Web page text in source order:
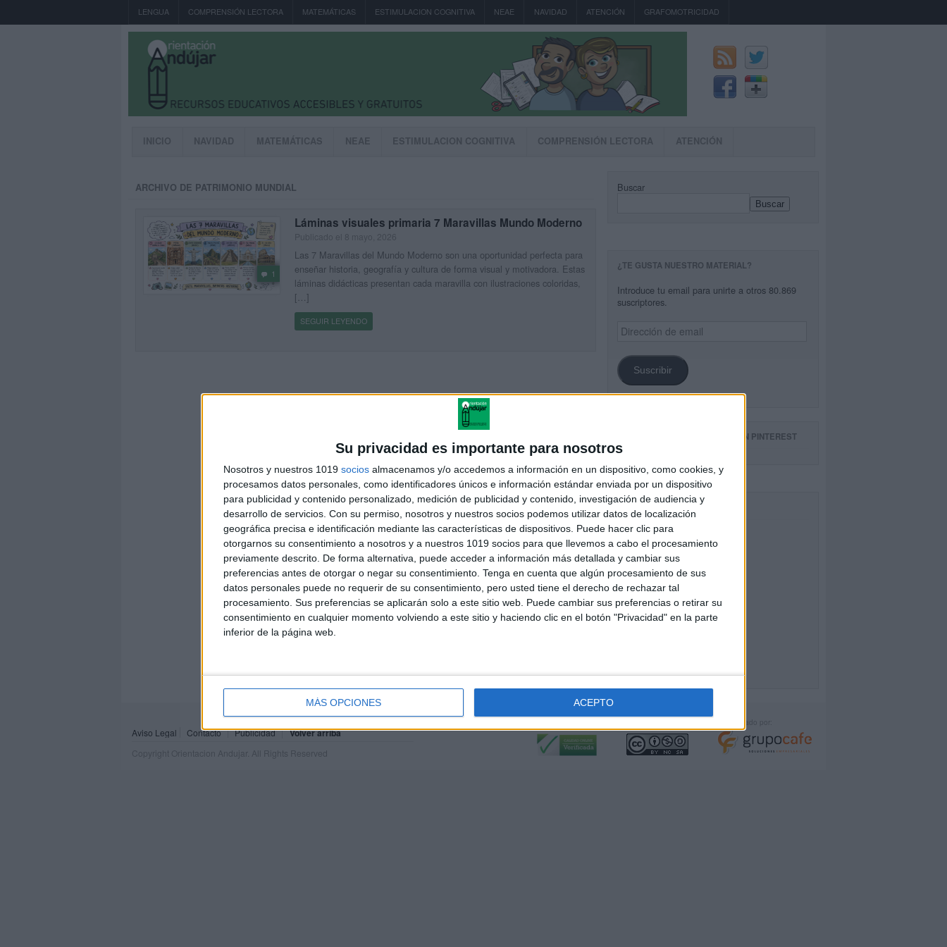
Su privacidad es importante para nosotros
Nosotros y nuestros 1019 socios almacenamos y/o accedemos a información en un dispositivo, como cookies, y
procesamos datos personales, como identificadores únicos e información estándar enviada por un dispositivo
para publicidad y contenido personalizado, medición de publicidad y contenido, investigación de audiencia y
desarrollo de servicios. Con su permiso, nosotros y nuestros socios podemos utilizar datos de localización
geográfica precisa e identificación mediante las características de dispositivos. Puede hacer clic para
otorgarnos su consentimiento a nosotros y a nuestros 1019 socios para que llevemos a cabo el procesamiento
previamente descrito. De forma alternativa, puede acceder a información más detallada y cambiar sus
preferencias antes de otorgar o negar su consentimiento. Tenga en cuenta que algún procesamiento de sus
datos personales puede no requerir de su consentimiento, pero usted tiene el derecho de rechazar tal
procesamiento. Sus preferencias se aplicarán solo a este sitio web. Puede cambiar sus preferencias o retirar su
consentimiento en cualquier momento volviendo a este sitio y haciendo clic en el botón "Privacidad" en la parte
inferior de la página web.
MÁS OPCIONES ACEPTO
LENGUA COMPRENSIÓN LECTORA MATEMÁTICAS ESTIMULACION COGNITIVA NEAE NAVIDAD ATENCIÓN GRAFOMOTRICIDAD
INICIO NAVIDAD MATEMÁTICAS NEAE ESTIMULACION COGNITIVA COMPRENSIÓN LECTORA ATENCIÓN
ARCHIVO DE PATRIMONIO MUNDIAL
1
Láminas visuales primaria 7 Maravillas Mundo Moderno
Las 7 Maravillas del Mundo Moderno son una oportunidad perfecta para
enseñar historia, geografía y cultura de forma visual y motivadora. Estas
láminas didácticas presentan cada maravilla con ilustraciones coloridas,
[…]
SEGUIR LEYENDO
Buscar
Buscar
¿TE GUSTA NUESTRO MATERIAL?
Introduce tu email para unirte a otros 80.869
suscriptores.
Dirección
de
Suscribir
SIGUE NUESTROS TABLEROS EN PINTEREST
Aviso Legal Contacto Publicidad Volver arriba
Copyright Orientacion Andujar. All Rights Reserved